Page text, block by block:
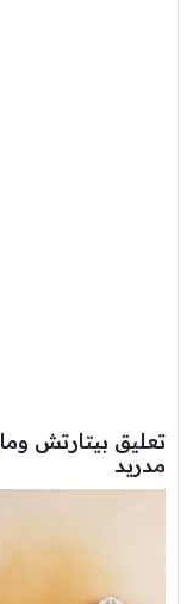
تعليق بيتارتش
مدريد